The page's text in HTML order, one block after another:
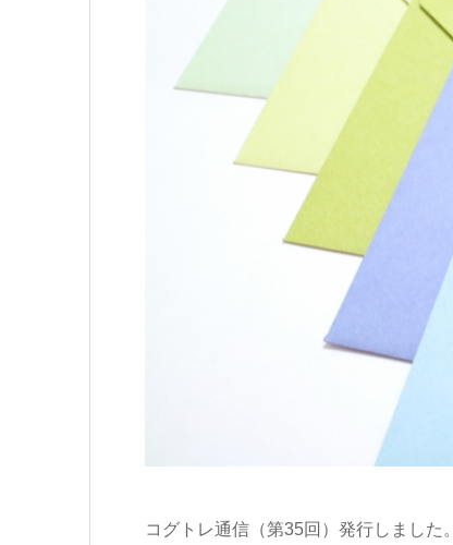
コグトレ通信（第35回）発行しました。